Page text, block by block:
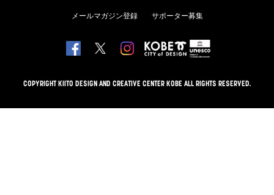
メールマガジン登録 サポーター募集
COPYRIGHT KIITO DESIGN AND CREATIVE CENTER KOBE ALL RIGHTS RESERVED.